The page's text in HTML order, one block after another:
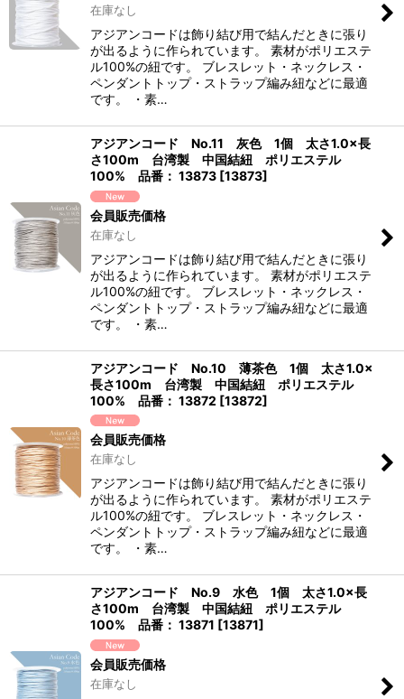
在庫なし
アジアンコードは飾り結び用で結んだときに張り
が出るように作られています。 素材がポリエステ
ル100%の紐です。 ブレスレット・ネックレス・
ペンダントトップ・ストラップ編み紐などに最適
です。 ・素…
アジアンコード No.11 灰色 1個 太さ1.0×長
さ100m 台湾製 中国結紐 ポリエステル
100% 品番： 13873 [13873]
会員販売価格
在庫なし
アジアンコードは飾り結び用で結んだときに張り
が出るように作られています。 素材がポリエステ
ル100%の紐です。 ブレスレット・ネックレス・
ペンダントトップ・ストラップ編み紐などに最適
です。 ・素…
アジアンコード No.10 薄茶色 1個 太さ1.0×
長さ100m 台湾製 中国結紐 ポリエステル
100% 品番： 13872 [13872]
会員販売価格
在庫なし
アジアンコードは飾り結び用で結んだときに張り
が出るように作られています。 素材がポリエステ
ル100%の紐です。 ブレスレット・ネックレス・
ペンダントトップ・ストラップ編み紐などに最適
です。 ・素…
アジアンコード No.9 水色 1個 太さ1.0×長
さ100m 台湾製 中国結紐 ポリエステル
100% 品番： 13871 [13871]
会員販売価格
在庫なし